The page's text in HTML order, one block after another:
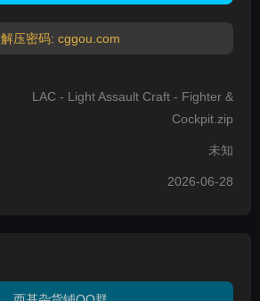
解压密码: cggou.com
LAC - Light Assault Craft - Fighter &
Cockpit.zip
未知
2026-06-28